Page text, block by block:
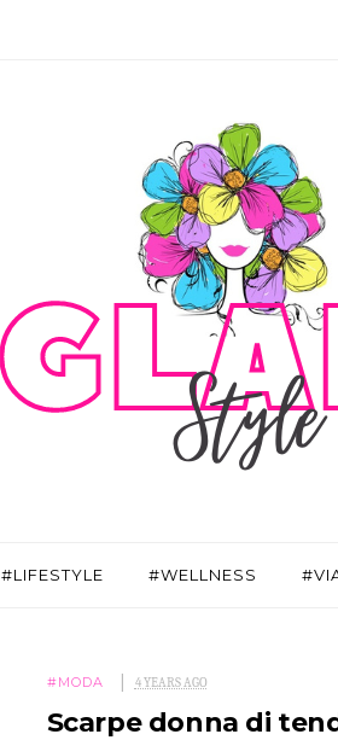
#LIFESTYLE #WELLNESS
#MODA 4 YEARS AGO
Scarpe donna di